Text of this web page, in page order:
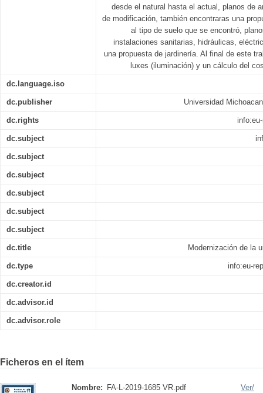
desde el natural hasta el actual, planos de
de modificación, también encontraras una
al tipo de suelo que se encontró,
instalaciones sanitarias, hidráulicas,
una propuesta de jardinería. Al final de este
luxes (iluminación) y un cálculo del
dc.language.iso
dc.publisher Universidad
dc.rights
dc.subject
dc.subject
dc.subject
dc.subject
dc.subject
dc.subject
dc.title Modernización de la
dc.type info:eu-
dc.creator.id
dc.advisor.id
dc.advisor.role
Ficheros en el ítem
Nombre:
FA-L-2019-1685 VR.pdf
Ver/